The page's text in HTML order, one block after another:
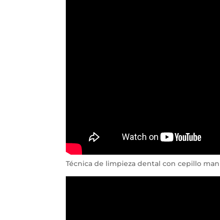
Técnica de limpieza dental con cepillo